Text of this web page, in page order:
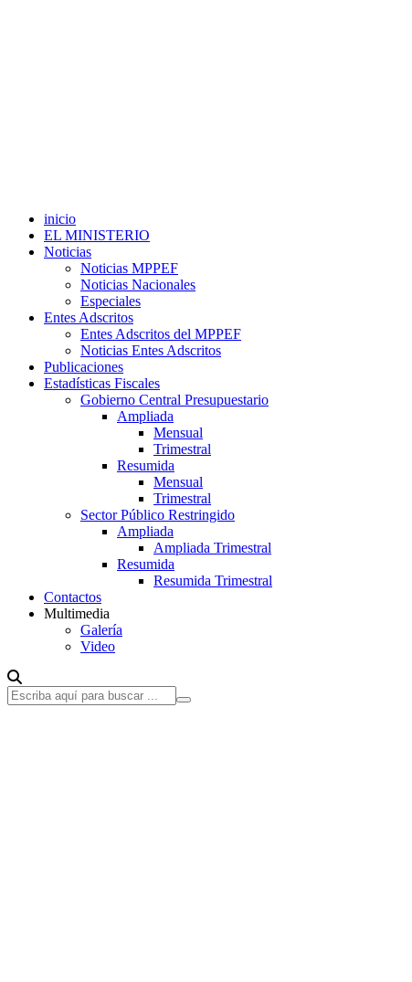
inicio
EL MINISTERIO
Noticias
Noticias MPPEF
Noticias Nacionales
Especiales
Entes Adscritos
Entes Adscritos del MPPEF
Noticias Entes Adscritos
Publicaciones
Estadísticas Fiscales
Gobierno Central Presupuestario
Ampliada
Mensual
Trimestral
Resumida
Mensual
Trimestral
Sector Público Restringido
Ampliada
Ampliada Trimestral
Resumida
Resumida Trimestral
Contactos
Multimedia
Galería
Video